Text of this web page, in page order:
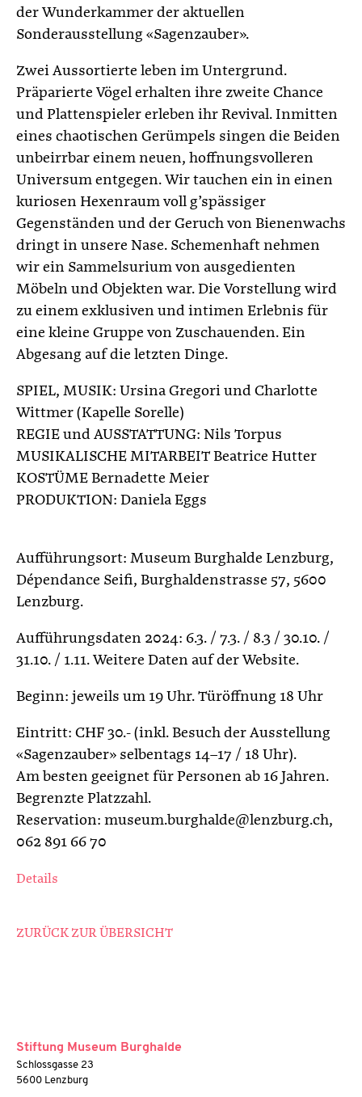
der Wunderkammer der aktuellen
Sonderausstellung «Sagenzauber».
Zwei Aussortierte leben im Untergrund.
Präparierte Vögel erhalten ihre zweite Chance
und Plattenspieler erleben ihr Revival. Inmitten
eines chaotischen Gerümpels singen die Beiden
unbeirrbar einem neuen, hoffnungsvolleren
Universum entgegen. Wir tauchen ein in einen
kuriosen Hexenraum voll g’spässiger
Gegenständen und der Geruch von Bienenwachs
dringt in unsere Nase. Schemenhaft nehmen
wir ein Sammelsurium von ausgedienten
Möbeln und Objekten war. Die Vorstellung wird
zu einem exklusiven und intimen Erlebnis für
eine kleine Gruppe von Zuschauenden. Ein
Abgesang auf die letzten Dinge.
SPIEL, MUSIK: Ursina Gregori und Charlotte
Wittmer (Kapelle Sorelle)
REGIE und AUSSTATTUNG: Nils Torpus
MUSIKALISCHE MITARBEIT Beatrice Hutter
KOSTÜME Bernadette Meier
PRODUKTION: Daniela Eggs
Aufführungsort: Museum Burghalde Lenzburg,
Dépendance Seifi, Burghaldenstrasse 57, 5600
Lenzburg.
Aufführungsdaten 2024: 6.3. / 7.3. / 8.3 / 30.10. /
31.10. / 1.11. Weitere Daten auf der Website.
Beginn: jeweils um 19 Uhr. Türöffnung 18 Uhr
Eintritt: CHF 30.- (inkl. Besuch der Ausstellung
«Sagenzauber» selbentags 14–17 / 18 Uhr).
Am besten geeignet für Personen ab 16 Jahren.
Begrenzte Platzzahl.
Reservation: museum.burghalde@lenzburg.ch,
062 891 66 70
Details
ZURÜCK ZUR ÜBERSICHT
Stiftung Museum Burghalde
Schlossgasse 23
5600 Lenzburg